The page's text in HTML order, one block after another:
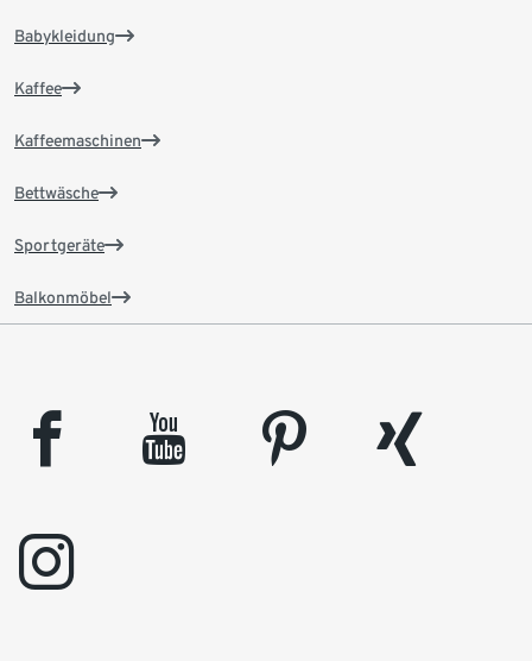
Babykleidung
Kaffee
Kaffeemaschinen
Bettwäsche
Sportgeräte
Balkonmöbel
facebook youtube pinterest
xing
instagram